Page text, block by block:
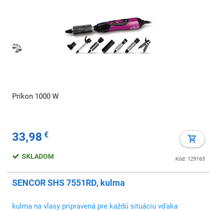
Príkon 1000 W
33,98 €
Kód: 129163
SKLADOM
SENCOR SHS 7551RD, kulma
kulma na vlasy pripravená pre každú situáciu vďaka